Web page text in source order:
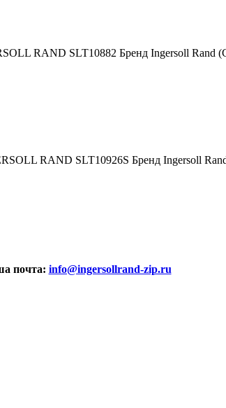
RAND SLT10882 Бренд Ingersoll
RAND SLT10926S Бренд Ingersoll
почта: info@ingersollrand-zip.ru